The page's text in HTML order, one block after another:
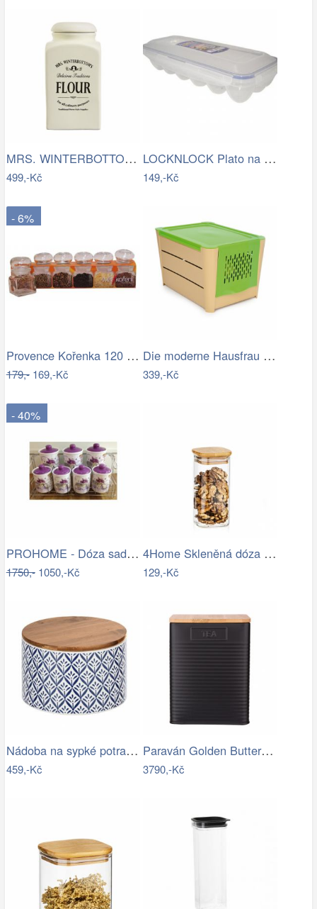
MRS. WINTERBOTTOM\'S Dóza na mouku
499,-Kč
LOCKNLOCK Plato na vajíčka, 12 ks vajec…
149,-Kč
- 6%
Provence Kořenka 120 ml, sklo, 6 ks
179,-169,-Kč
Die moderne Hausfrau Úložný box na…
339,-Kč
- 40%
PROHOME - Dóza sada 7ks + drátěná…
1750,-1050,-Kč
4Home Skleněná dóza na potraviny s…
129,-Kč
Nádoba na sypké potraviny LORCA, 0,75L,…
459,-Kč
Paraván Golden Butterfly Dekorhome
3790,-Kč